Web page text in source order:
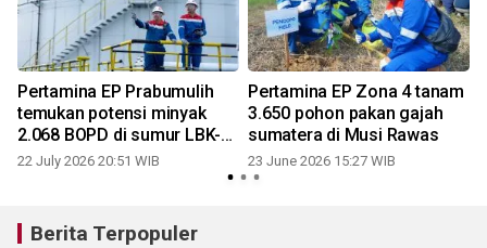
Pertamina EP Prabumulih
temukan potensi minyak
2.068 BOPD di sumur LBK-
031 Muara Enim
22 July 2026 20:51 WIB
Pertamina EP Zona 4 tanam
3.650 pohon pakan gajah
sumatera di Musi Rawas
23 June 2026 15:27 WIB
Berita Terpopuler